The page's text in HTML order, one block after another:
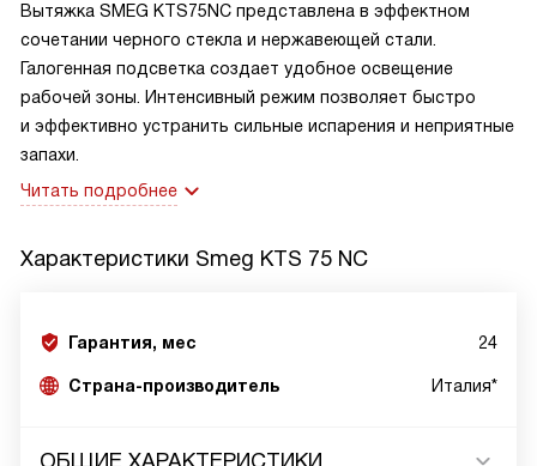
Вытяжка SMEG KTS75NC представлена в эффектном
сочетании черного стекла и нержавеющей стали.
Галогенная подсветка создает удобное освещение
рабочей зоны. Интенсивный режим позволяет быстро
и эффективно устранить сильные испарения и неприятные
запахи.
Читать подробнее
Характеристики Smeg KTS 75 NC
Гарантия, мес 24
Страна-производитель Италия*
ОБЩИЕ ХАРАКТЕРИСТИКИ